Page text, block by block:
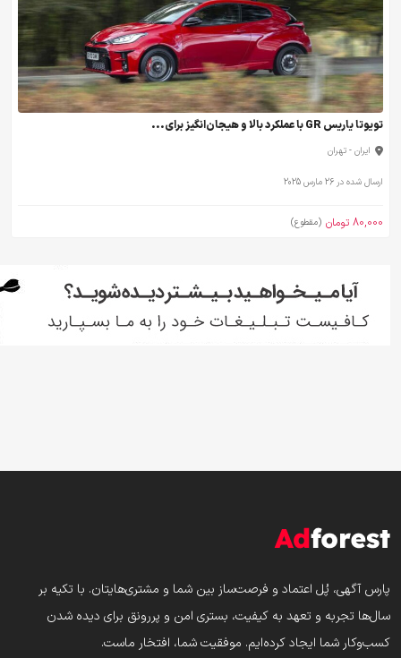
تویوتا یاریس GR با عملکرد بالا و هیجان‌انگیز برای...
ایران - تهران
ارسال شده در 26 مارس 2025
80,000 تومان (مقطوع)
پارس‌ آگهی، پُل اعتماد و فرصت‌ساز بین شما و مشتری‌هایتان. با تکیه بر
سال‌ها تجربه و تعهد به کیفیت، بستری امن و پررونق برای دیده شدن
کسب‌وکار شما ایجاد کرده‌ایم. موفقیت شما، افتخار ماست.